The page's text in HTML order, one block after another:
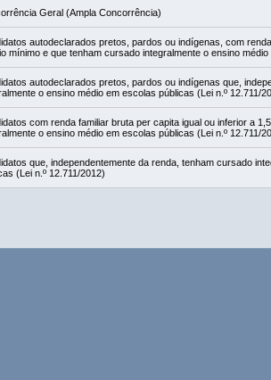
Geral (Ampla Concorrência)
autodeclarados pretos, pardos ou indígenas, com
mínimo e que tenham cursado integralmente o ensino
autodeclarados pretos, pardos ou indígenas que,
o ensino médio em escolas públicas (Lei n.º 12.711/
com renda familiar bruta per capita igual ou inferior a
o ensino médio em escolas públicas (Lei n.º 12.711/
que, independentemente da renda, tenham cursado
(Lei n.º 12.711/2012)